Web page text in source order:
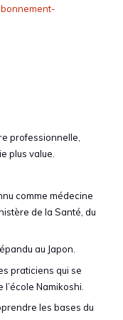
professionnelle,
plus value.
comme médecine
de la Santé, du
au Japon.
praticiens qui se
Namikoshi.
les bases du